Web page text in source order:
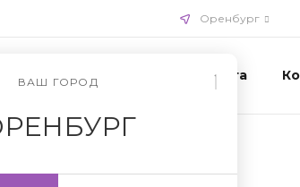
Оренбург
ВАШ ГОРОД
ухода Доставка и оплата